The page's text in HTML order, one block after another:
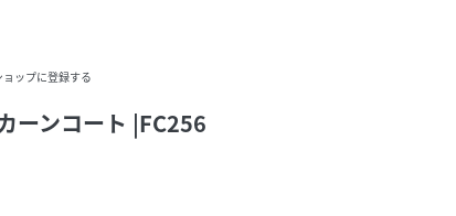
ップに登録する
ーンコート |FC256